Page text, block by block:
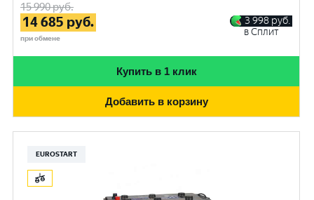
15 990руб.
14 685 руб.
при обмене
3 998 руб.
в Сплит
Купить в 1 клик
Добавить в корзину
EUROSTART